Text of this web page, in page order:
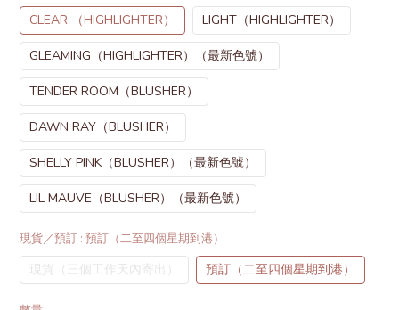
CLEAR （HIGHLIGHTER） LIGHT（HIGHLIGHTER）
GLEAMING（HIGHLIGHTER）（最新色號）
TENDER ROOM（BLUSHER）
DAWN RAY（BLUSHER）
SHELLY PINK（BLUSHER）（最新色號）
LIL MAUVE（BLUSHER）（最新色號）
現貨／預訂 : 預訂（二至四個星期到港）
現貨（三個工作天內寄出） 預訂（二至四個星期到港）